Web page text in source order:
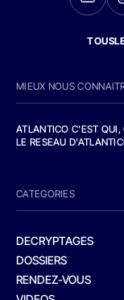
MIEUX NOUS
ATLANTICO C'EST
LE RESEAU
CATEGORIES
DECRYPTAGES
DOSSIERS
RENDEZ-VOUS